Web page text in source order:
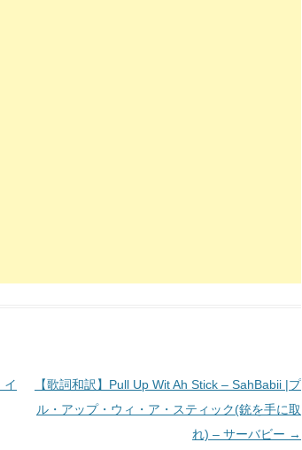
イ
【歌詞和訳】Pull Up Wit Ah Stick – SahBabii |プ
ル・アップ・ウィ・ア・スティック(銃を手に取
れ) – サーバビー →